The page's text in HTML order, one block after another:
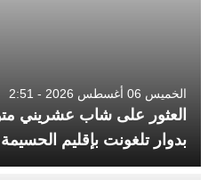
الخميس 06 أغسطس 2026 - 2:51
العثور على شاب عشريني
بدوار تلغونت بإقليم الحسيمة